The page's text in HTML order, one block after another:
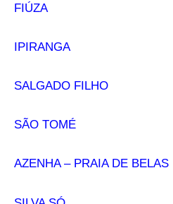
FIÚZA
IPIRANGA
SALGADO FILHO
SÃO TOMÉ
AZENHA – PRAIA DE BELAS